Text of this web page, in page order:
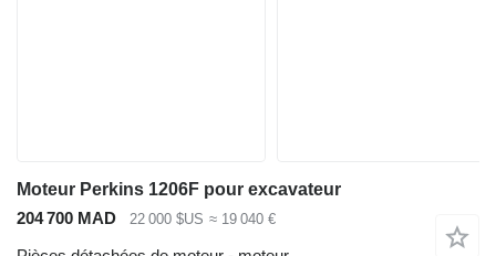
Moteur Perkins 1206F pour excavateur
204 700 MAD
22 000 $US ≈ 19 040 €